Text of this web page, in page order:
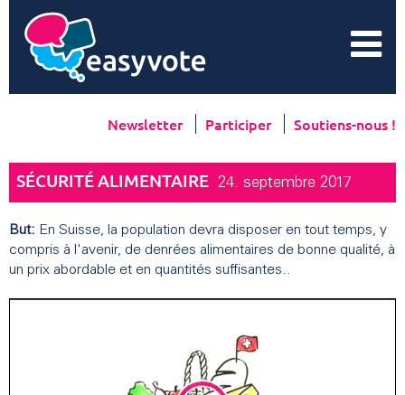
Newsletter Participer Soutiens-nous !
SÉCURITÉ ALIMENTAIRE 24. septembre 2017
But: En Suisse, la population devra disposer en tout temps, y
compris à l'avenir, de denrées alimentaires de bonne qualité, à
un prix abordable et en quantités suffisantes..